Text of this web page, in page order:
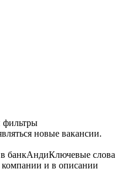
фильтры
новые вакансии.
банкАндиКлючевые слова
компании и в описании